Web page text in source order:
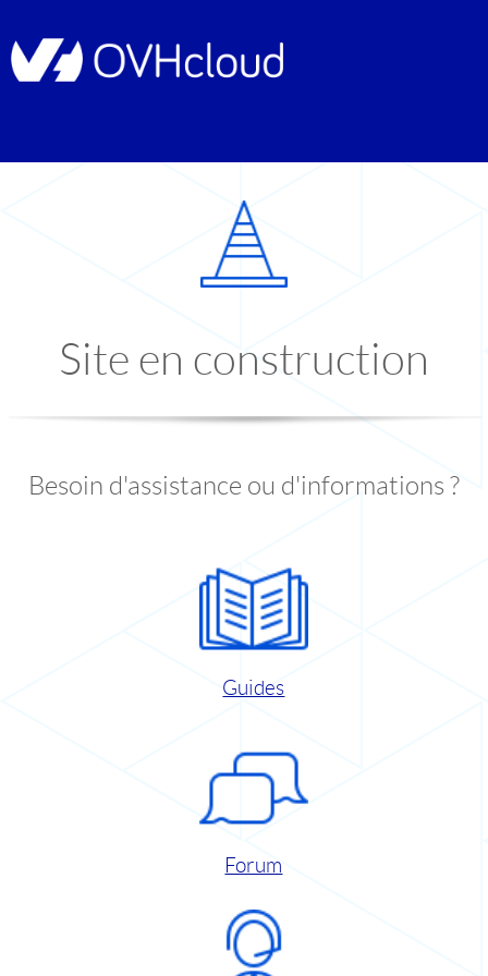
Site en construction
Besoin d'assistance ou d'informations ?
Guides
Forum